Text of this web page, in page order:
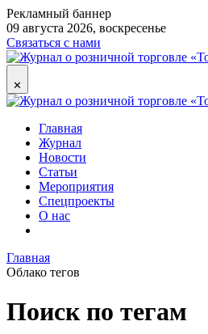
Рекламный баннер
09 августа 2026, воскресенье
Связаться с нами
✕
Главная
Журнал
Новости
Статьи
Мероприятия
Спецпроекты
О нас
Главная
Облако тегов
Поиск по тегам